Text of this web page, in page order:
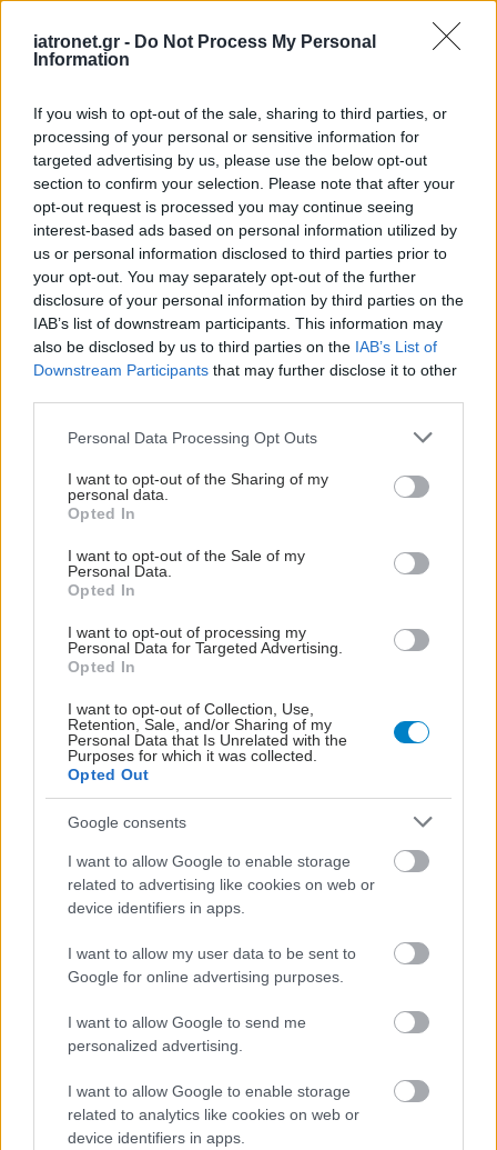
iatronet.gr - Do Not Process My Personal
Information
If you wish to opt-out of the sale, sharing to third parties, or
processing of your personal or sensitive information for
targeted advertising by us, please use the below opt-out
section to confirm your selection. Please note that after your
opt-out request is processed you may continue seeing
interest-based ads based on personal information utilized by
us or personal information disclosed to third parties prior to
your opt-out. You may separately opt-out of the further
disclosure of your personal information by third parties on the
IAB’s list of downstream participants. This information may
also be disclosed by us to third parties on the IAB’s List of
Downstream Participants that may further disclose it to other
Please note that this website/app uses one or more Google
not limited to your visit or usage behaviour. You may click to
grant or deny consent to Google and its third-party tags to
use your data for below specified purposes in below Google
consent section.
Personal Data Processing Opt Outs
I want to opt-out of the Sharing of my
personal data.
Opted In
I want to opt-out of the Sale of my
Personal Data.
Opted In
I want to opt-out of processing my
Personal Data for Targeted Advertising.
Opted In
I want to opt-out of Collection, Use,
Retention, Sale, and/or Sharing of my
Personal Data that Is Unrelated with the
Purposes for which it was collected.
Opted Out
Google consents
I want to allow Google to enable storage
related to advertising like cookies on web or
device identifiers in apps.
I want to allow my user data to be sent to
Google for online advertising purposes.
I want to allow Google to send me
personalized advertising.
I want to allow Google to enable storage
related to analytics like cookies on web or
device identifiers in apps.
παιδιά το καλοκαίρι:
Πότε λες ότι έχει
ΔΕΙΤΕ ΕΠΙΣΗΣ